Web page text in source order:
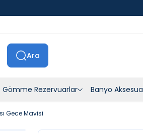
Ara
Gömme Rezervuarlar Banyo
Gece Mavisi